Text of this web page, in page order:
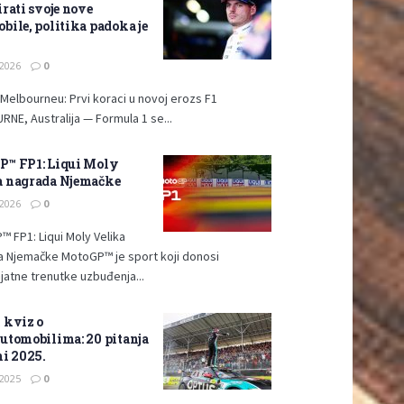
28/07/2026
svoje nove
politika padoka je
0
Prvi koraci u novoj erozs F1
Australija — Formula 1 se...
FP1: Liqui Moly
Njemačke
0
FP1: Liqui Moly Velika
Njemačke MotoGP™ je sport koji donosi
trenutke uzbuđenja...
o
20 pitanja
2025.
0